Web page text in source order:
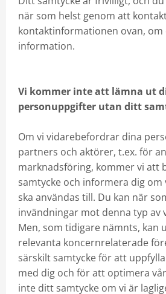
när som helst genom att
kontaktinformationen ovan, om
information.
Vi kommer inte att lämna ut
personuppgifter utan ditt
Om vi ​​vidarebefordrar dina
partners och aktörer, t.ex. för
marknadsföring, kommer vi att
samtycke och informera dig
ska användas till. Du kan när
invändningar mot denna typ av
Men, som tidigare nämnts, kan
relevanta koncernrelaterade
särskilt samtycke för att
med dig och för att optimera
inte ditt samtycke om vi är